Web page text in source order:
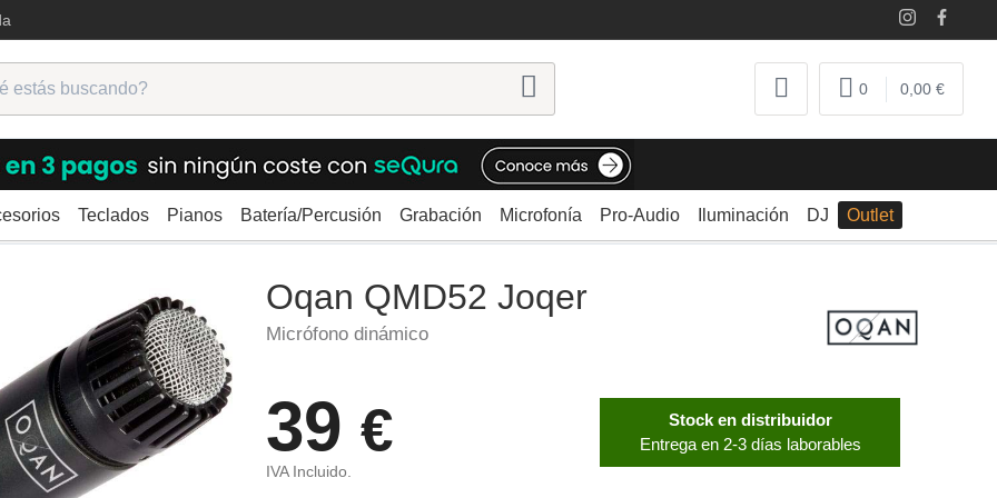
0 0,00 €
Teclados Pianos Batería/Percusión Grabación Microfonía Pro-Audio Iluminación DJ Outlet
Oqan QMD52 Joqer
Oqan QMD52 Joqer
Micrófono dinámico
39 €
IVA Incluido.
Stock en distribuidor
Entrega en 2-3 días laborables